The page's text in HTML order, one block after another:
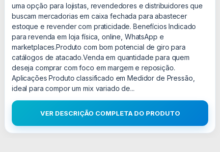
uma opção para lojistas, revendedores e distribuidores que
buscam mercadorias em caixa fechada para abastecer
estoque e revender com praticidade. Benefícios Indicado
para revenda em loja física, online, WhatsApp e
marketplaces.Produto com bom potencial de giro para
catálogos de atacado.Venda em quantidade para quem
deseja comprar com foco em margem e reposição.
Aplicações Produto classificado em Medidor de Pressão,
ideal para compor um mix variado de...
VER DESCRIÇÃO COMPLETA DO PRODUTO